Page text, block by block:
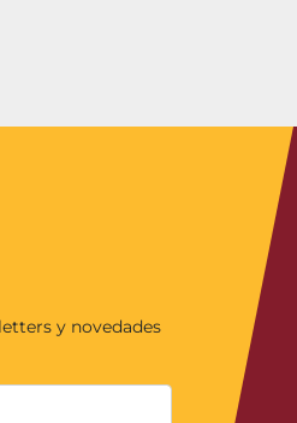
y novedades